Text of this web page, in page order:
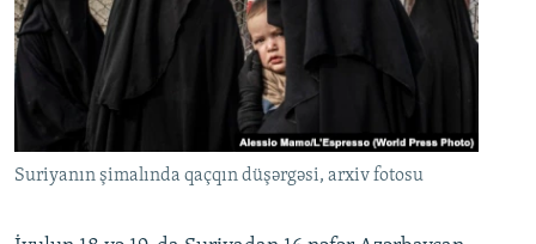
Suriyanın şimalında qaçqın düşərgəsi, arxiv fotosu